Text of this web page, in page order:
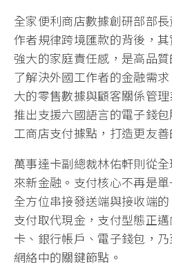
全家便利商店數據創研部部
作者規律跨境匯款的背後，
強大的家庭責任感，是高品
了解決外國工作者的金融需
大的零售數據與顧客關係管
推出支援六國語言的電子錢
工商店支付據點，打造更友善
萬事達卡副總裁林佑軒則從
來新金融。支付核心不再是
全方位串接發送端與接收端
支付取代現金，支付型態正
卡、銀行帳戶、電子錢包，
網絡中的關鍵節點。